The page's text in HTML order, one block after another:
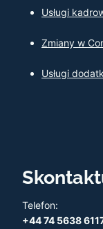
Usługi
Zmiany w
Usługi
Telefon:
+44 74 5638